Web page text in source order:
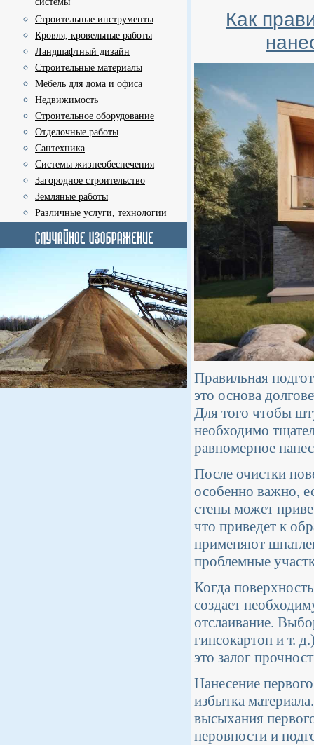
системы
Строительные инструменты
Кровля, кровельные работы
Ландшафтный дизайн
Строительные материалы
Мебель для дома и офиса
Недвижимость
Строительное оборудование
Отделочные работы
Сантехника
Системы жизнеобеспечения
Загородное строительство
Земляные работы
Различные услуги, технологии
Как
Правильная
это основа
Для того чтобы
необходимо
равномерное
После очистки
особенно важно,
стены может
что приведет к
применяют
проблемные
Когда
создает
отслаивание.
гипсокартон и т.
это залог
Нанесение
избытка
высыхания
неровности и